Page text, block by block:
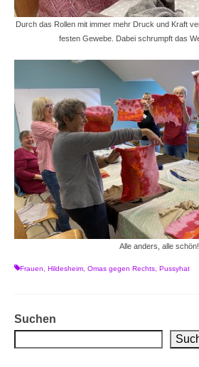
Durch das Rollen mit immer mehr Druck und Kraft
festen Gewebe. Dabei schrumpft das
Alle anders, alle schön!
Frauen, Hildesheim, Omas gegen Rechts, Pussyhat
Suchen